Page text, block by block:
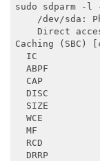
sudo
/dev/
Direct
Caching (SBC)
  IC
  ABPF
  CAP
  DISC
  SIZE
  WCE
  MF
  RCD
  DRRP